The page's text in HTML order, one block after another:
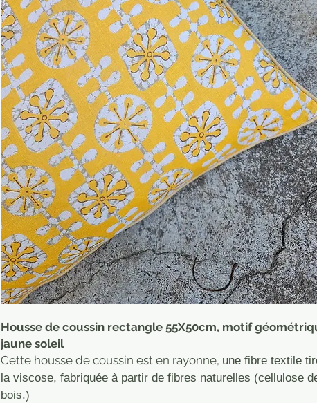
Housse de coussin rectangle 55X50cm, motif
jaune soleil
Cette housse de coussin est en rayonne, une fibre textile
la viscose, fabriquée à partir de fibres naturelles (cellulose
bois.)